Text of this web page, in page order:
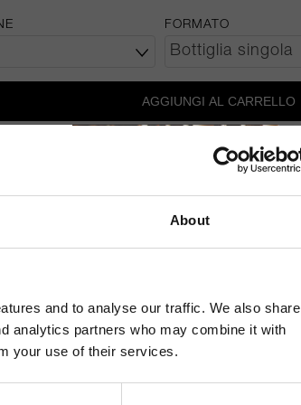
About
and to analyse our traffic. We also share
analytics partners who may combine it with
your use of their services.
FORMATO
AGGIUNGI AL CARRELLO